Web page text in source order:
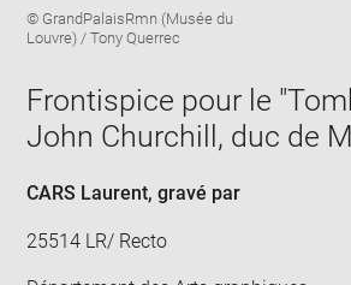
window
Image
caption:
© GrandPalaisRmn (Musée du
Louvre) / Tony Querrec
Frontispice pour le
John Churchill, duc de
CARS Laurent, gravé par
25514 LR/ Recto